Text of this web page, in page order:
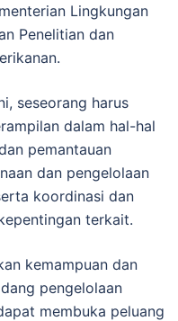
Lingkungan
Penelitian dan
seseorang harus
dalam hal-hal
pemantauan
dan pengelolaan
koordinasi dan
terkait.
kemampuan dan
pengelolaan
membuka peluang